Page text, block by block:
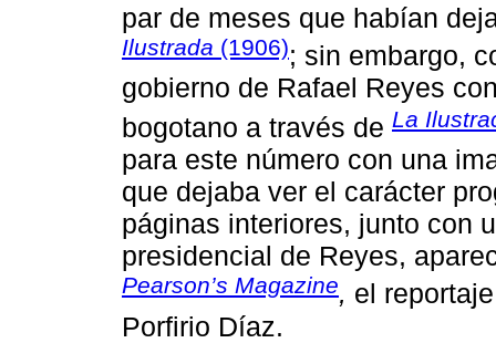
par de meses que habían
Ilustrada (1906); sin embargo,
gobierno de Rafael Reyes
bogotano a través de La
para este número con una
que dejaba ver el carácter
páginas interiores, junto con
presidencial de Reyes,
Pearson’s Magazine, el
Porfirio Díaz.